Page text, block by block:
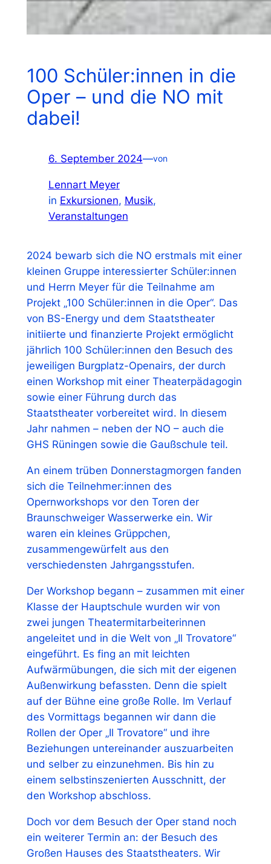
100 Schüler:innen in die
Oper – und die NO mit
dabei!
6. September 2024—von
Lennart Meyer
in Exkursionen, Musik
Veranstaltungen
2024 bewarb sich die NO erstmals mit einer
kleinen Gruppe interessierter Schüler:innen
und Herrn Meyer für die Teilnahme am
Projekt „100 Schüler:innen in die Oper“. Das
von BS-Energy und dem Staatstheater
initiierte und finanzierte Projekt ermöglicht
jährlich 100 Schüler:innen den Besuch des
jeweiligen Burgplatz-Openairs, der durch
einen Workshop mit einer Theaterpädagogin
sowie einer Führung durch das
Staatstheater vorbereitet wird. In diesem
Jahr nahmen – neben der NO – auch die
GHS Rüningen sowie die Gaußschule teil.
An einem trüben Donnerstagmorgen fanden
sich die Teilnehmer:innen des
Opernworkshops vor den Toren der
Braunschweiger Wasserwerke ein. Wir
waren ein kleines Grüppchen,
zusammengewürfelt aus den
verschiedensten Jahrgangsstufen.
Der Workshop begann – zusammen mit einer
Klasse der Hauptschule wurden wir von
zwei jungen Theatermitarbeiterinnen
angeleitet und in die Welt von „Il Trovatore“
eingeführt. Es fing an mit leichten
Aufwärmübungen, die sich mit der eigenen
Außenwirkung befassten. Denn die spielt
auf der Bühne eine große Rolle. Im Verlauf
des Vormittags begannen wir dann die
Rollen der Oper „Il Trovatore“ und ihre
Beziehungen untereinander auszuarbeiten
und selber zu einzunehmen. Bis hin zu
einem selbstinszenierten Ausschnitt, der
den Workshop abschloss.
Doch vor dem Besuch der Oper stand noch
ein weiterer Termin an: der Besuch des
Großen Hauses des Staatstheaters. Wir